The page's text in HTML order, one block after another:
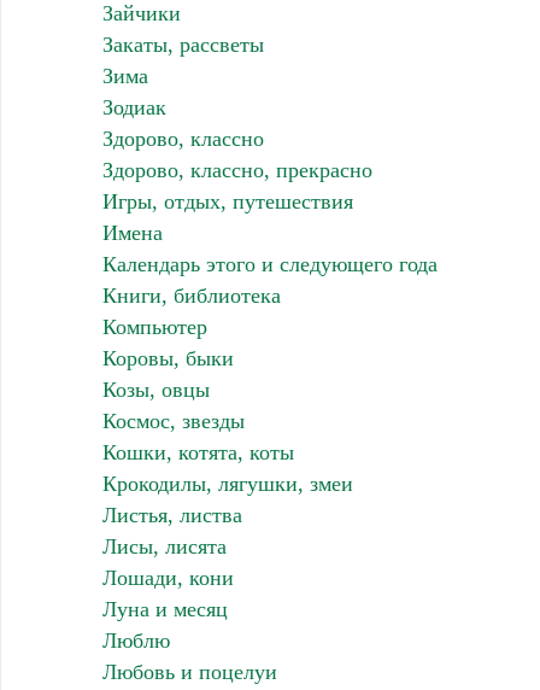
Зайчики
Закаты, рассветы
Зима
Зодиак
Здорово, классно
Здорово, классно, прекрасно
Игры, отдых, путешествия
Имена
Календарь этого и следующего года
Книги, библиотека
Компьютер
Коровы, быки
Козы, овцы
Космос, звезды
Кошки, котята, коты
Крокодилы, лягушки, змеи
Листья, листва
Лисы, лисята
Лошади, кони
Луна и месяц
Люблю
Любовь и поцелуи